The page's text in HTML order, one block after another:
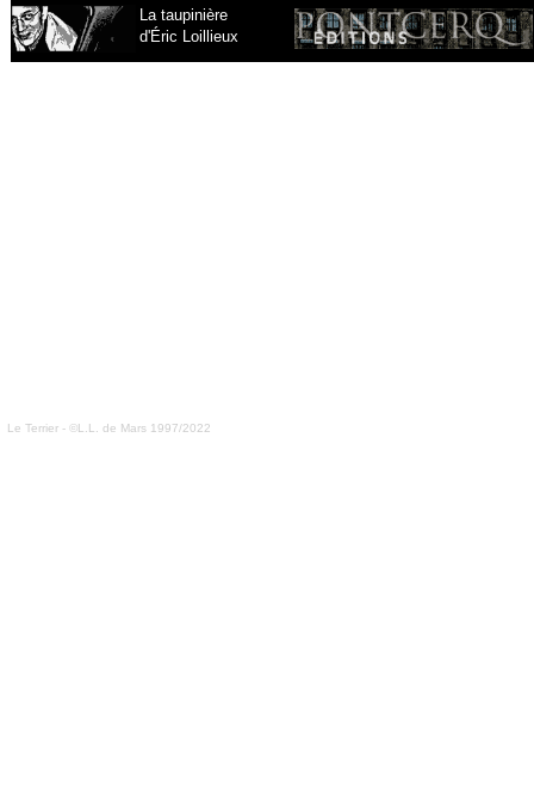
La taupinière
d'Éric Loillieux
Le Terrier - ©L.L. de Mars 1997/2022